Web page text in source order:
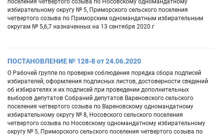
поселения четвертого созыва по Носовскому одномандатному
избирательному округу № 5, Приморского сельского поселения
четвертого созыва по Приморским одномандатным избирательным
округам № 5,6,7 назначенных на 13 сентября 2020 г
ПОСТАНОВЛЕНИЕ № 128-8 от 24.06.2020
О Рабочей группе по проверке соблюдения порядка сбора подписей
избирателей, оформления подписных листов, достоверности сведений
об избирателях и их подписей при проведении дополнительных
выборов депутатов Собраний депутатов Вареновского сельского
поселения четвертого созыва по Вареновскому одномандатному
избирательному округу № 8, Носовского сельского поселения
четвертого созыва по Носовскому одномандатному избирательному
округу № 5, Приморского сельского поселения четвертого созыва по